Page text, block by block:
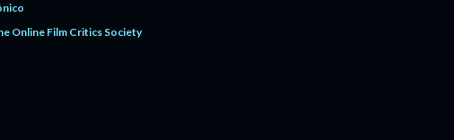
Online Film Critics Society